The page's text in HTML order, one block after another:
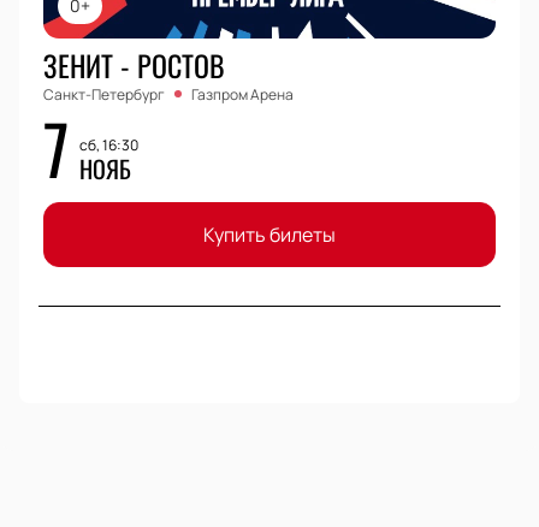
0+
ЗЕНИТ - РОСТОВ
Санкт-Петербург Газпром Арена
7 сб, 16:30
НОЯБ
Купить билеты